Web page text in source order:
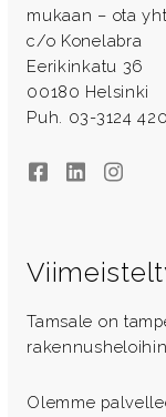
mukaan – ota
c/o Konelabra
Eerikinkatu 36
00180 Helsinki
Puh. 03-3124
FacebookLinkedIn
Tamsale on
Olemme